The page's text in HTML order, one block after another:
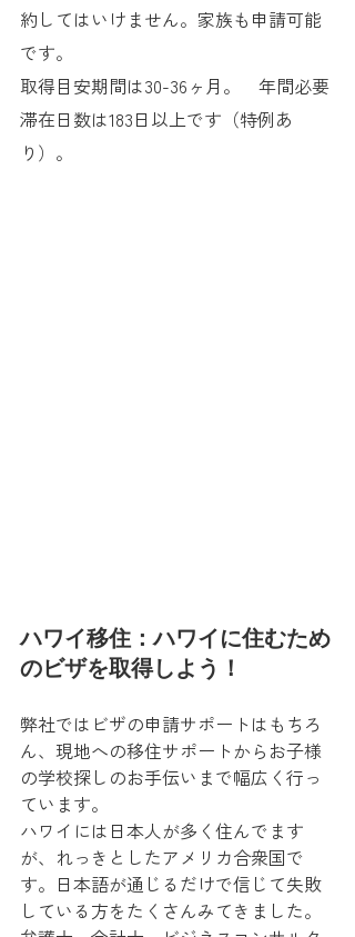
約してはいけません。家族も申請可能
です。
取得目安期間は30-36ヶ月。　年間必要
滞在日数は183日以上です（特例あ
り）。
ハワイ移住：ハワイに住むため
のビザを取得しよう！
弊社ではビザの申請サポートはもちろ
ん、現地への移住サポートからお子様
の学校探しのお手伝いまで幅広く行っ
ています。
ハワイには日本人が多く住んでます
が、れっきとしたアメリカ合衆国で
す。日本語が通じるだけで信じて失敗
している方をたくさんみてきました。